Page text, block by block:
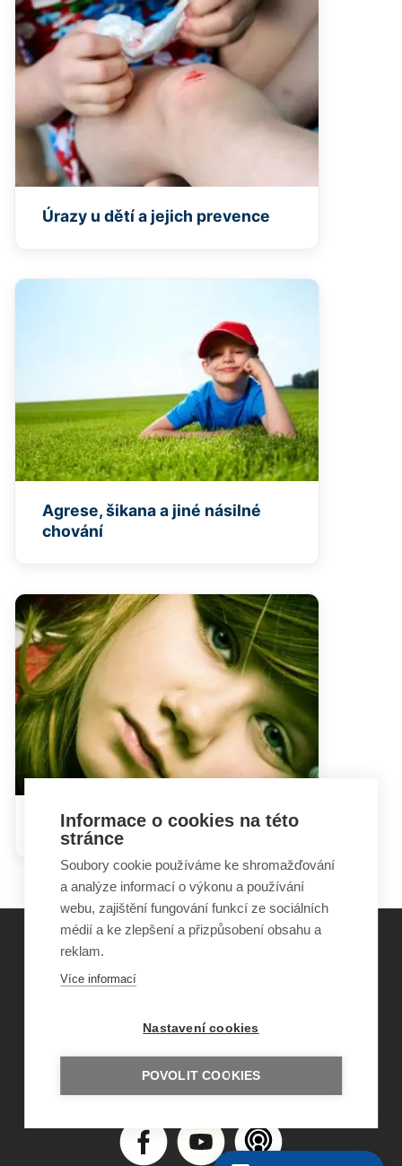
Úrazy u dětí a jejich prevence
Agrese, šikana a jiné násilné
chování
Rizikové sexuální chování
©Obecně prospěšná společnost Sirius
ISSN 1805-8876
nazory@sancedetem.cz
Odběr novinek e-mailem
Informace o cookies na této
stránce
Soubory cookie používáme ke shromažďování
a analýze informací o výkonu a používání
webu, zajištění fungování funkcí ze sociálních
médií a ke zlepšení a přizpůsobení obsahu a
reklam.
Více informací
Nastavení cookies
POVOLIT COOKIES